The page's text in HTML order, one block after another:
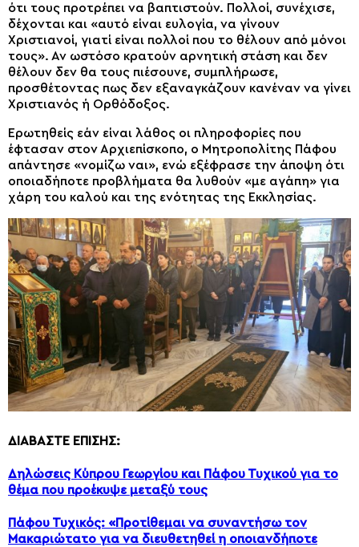
ότι τους προτρέπει να βαπτιστούν. Πολλοί, συνέχισε,
δέχονται και «αυτό είναι ευλογία, να γίνουν
Χριστιανοί, γιατί είναι πολλοί που το θέλουν από μόνοι
τους». Αν ωστόσο κρατούν αρνητική στάση και δεν
θέλουν δεν θα τους πιέσουνε, συμπλήρωσε,
προσθέτοντας πως δεν εξαναγκάζουν κανέναν να γίνει
Χριστιανός ή Ορθόδοξος.
Ερωτηθείς εάν είναι λάθος οι πληροφορίες που
έφτασαν στον Αρχιεπίσκοπο, ο Μητροπολίτης Πάφου
απάντησε «νομίζω ναι», ενώ εξέφρασε την άποψη ότι
οποιαδήποτε προβλήματα θα λυθούν «με αγάπη» για
χάρη του καλού και της ενότητας της Εκκλησίας.
ΔΙΑΒΑΣΤΕ ΕΠΙΣΗΣ:
Δηλώσεις Κύπρου Γεωργίου και Πάφου Τυχικού για το
θέμα που προέκυψε μεταξύ τους
Πάφου Τυχικός: «Προτίθεμαι να συναντήσω τον
Μακαριώτατο για να διευθετηθεί η οποιανδήποτε